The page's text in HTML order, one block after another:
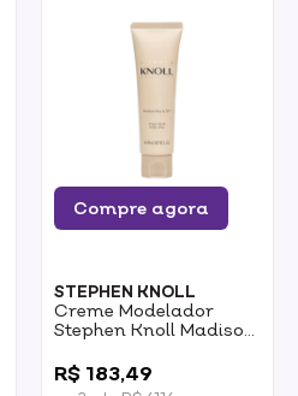
Compre agora
STEPHEN KNOLL
Creme Modelador
Stephen Knoll Madison
Wax 90g
R$ 183,49